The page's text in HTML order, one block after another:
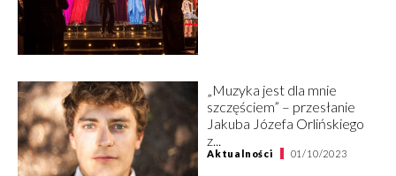
„Muzyka jest dla mnie
szczęściem” – przesłanie
Jakuba Józefa Orlińskiego
z...
Aktualności 01/10/2023